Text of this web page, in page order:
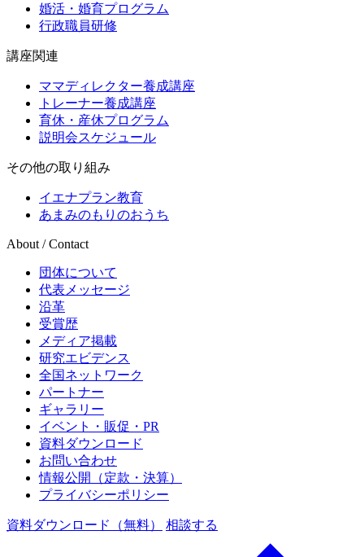
婚活・婚育プログラム
行政職員研修
講座関連
ママディレクター養成講座
トレーナー養成講座
育休・産休プログラム
説明会スケジュール
その他の取り組み
イエナプラン教育
あまみのもりのおうち
About / Contact
団体について
代表メッセージ
沿革
受賞歴
メディア掲載
研究エビデンス
全国ネットワーク
パートナー
ギャラリー
イベント・販促・PR
資料ダウンロード
お問い合わせ
情報公開（定款・決算）
プライバシーポリシー
資料ダウンロード（無料） 相談する